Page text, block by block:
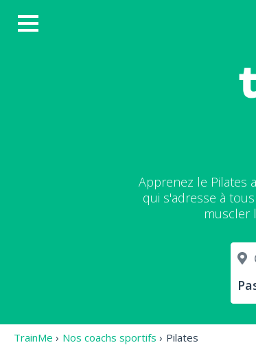
Apprenez le Pilates
qui s'adresse à
muscler
TrainMe › Nos coachs sportifs › Pilates